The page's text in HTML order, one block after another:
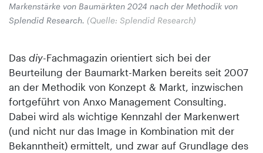
Markenstärke von Baumärkten 2024 nach der Methodik von
Splendid Research. (Quelle: Splendid Research)
Das diy-Fachmagazin orientiert sich bei der
Beurteilung der Baumarkt-Marken bereits seit 2007
an der Methodik von Konzept & Markt, inzwischen
fortgeführt von Anxo Management Consulting.
Dabei wird als wichtige Kennzahl der Markenwert
(und nicht nur das Image in Kombination mit der
Bekanntheit) ermittelt, und zwar auf Grundlage des